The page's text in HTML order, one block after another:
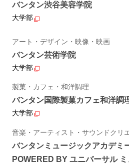
バンタン渋谷美容学院
大学部
アート・デザイン・映像・映画
バンタン芸術学院
大学部
製菓・カフェ・和洋調理
バンタン国際製菓カフェ和洋調
大学部
音楽・アーティスト・サウンドクリ
バンタンミュージックアカデミ
POWERED BY ユニバーサル